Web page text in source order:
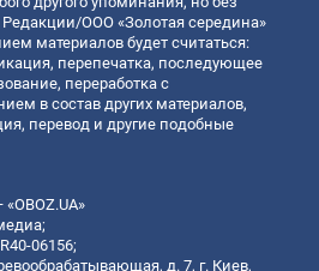
ООО «Золотая середина»
материалов будет считаться:
перепечатка, последующее
переработка с
в состав других материалов,
перевод и другие подобные
06156;
д. 7, г. Киев,